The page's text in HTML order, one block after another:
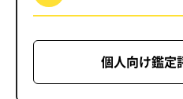
個人向け鑑定